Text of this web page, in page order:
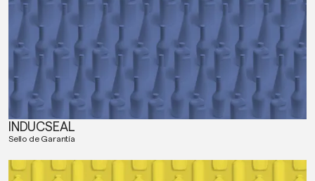
INDUCSEAL
Sello de Garantía